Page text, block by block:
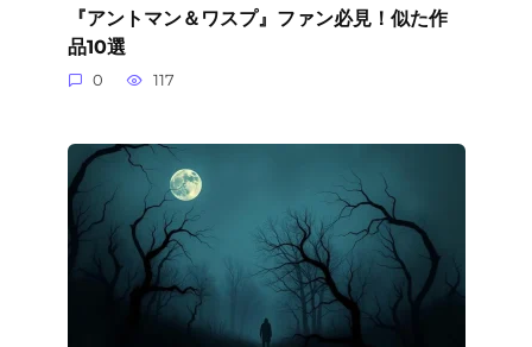
『アントマン＆ワスプ』ファン必見！似た作
品10選
0 117